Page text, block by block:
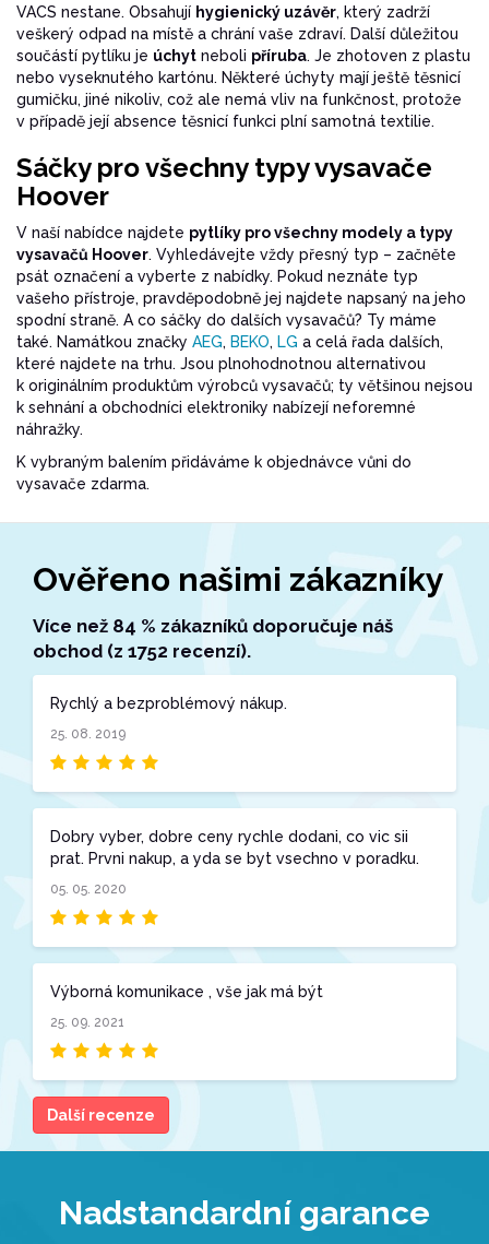
VACS nestane. Obsahují hygienický uzávěr, který zadrží
veškerý odpad na místě a chrání vaše zdraví. Další důležitou
součástí pytlíku je úchyt neboli příruba. Je zhotoven z plastu
nebo vyseknutého kartónu. Některé úchyty mají ještě těsnicí
gumičku, jiné nikoliv, což ale nemá vliv na funkčnost, protože
v případě její absence těsnicí funkci plní samotná textilie.
Sáčky pro všechny typy vysavače
Hoover
V naší nabídce najdete pytlíky pro všechny modely a typy
vysavačů Hoover. Vyhledávejte vždy přesný typ – začněte
psát označení a vyberte z nabídky. Pokud neznáte typ
vašeho přístroje, pravděpodobně jej najdete napsaný na jeho
spodní straně. A co sáčky do dalších vysavačů? Ty máme
také. Namátkou značky AEG, BEKO, LG a celá řada dalších,
které najdete na trhu. Jsou plnohodnotnou alternativou
k originálním produktům výrobců vysavačů; ty většinou nejsou
k sehnání a obchodníci elektroniky nabízejí neforemné
náhražky.
K vybraným balením přidáváme k objednávce vůni do
vysavače zdarma.
Ověřeno našimi zákazníky
Více než 84 % zákazníků doporučuje náš
obchod (z 1752 recenzí).
Rychlý a bezproblémový nákup.
25. 08. 2019
Dobry vyber, dobre ceny rychle dodani, co vic sii
prat. Prvni nakup, a yda se byt vsechno v poradku.
05. 05. 2020
Výborná komunikace , vše jak má být
25. 09. 2021
Další recenze
Nadstandardní garance